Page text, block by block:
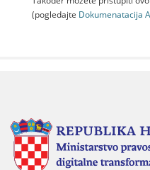
(pogledajte Dokumenаtаcijа